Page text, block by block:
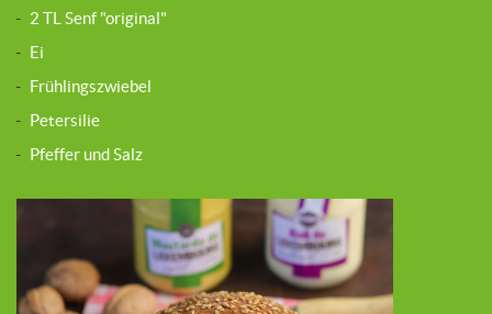
- 2 TL Senf "original"
- Ei
- Frühlingszwiebel
- Petersilie
- Pfeffer und Salz